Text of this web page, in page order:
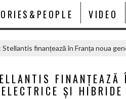
VIDEO
finanțează în Franța noua
FINANȚEAZĂ
ȘI HIBRIDE